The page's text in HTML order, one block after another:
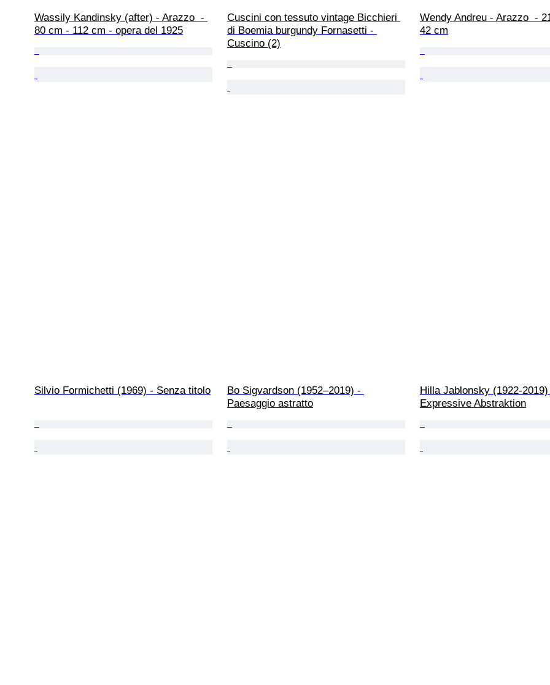
Wassily Kandinsky (after) - Arazzo  -
80 cm - 112 cm - opera del 1925
Cuscini con tessuto vintage Bicchieri
di Boemia burgundy Fornasetti -
Cuscino (2)
Wendy Andreu - Arazzo  -
42 cm
Silvio Formichetti (1969) - Senza titolo
Bo Sigvardson (1952–2019) -
Paesaggio astratto
Hilla Jablonsky (1922-2019)
Expressive Abstraktion